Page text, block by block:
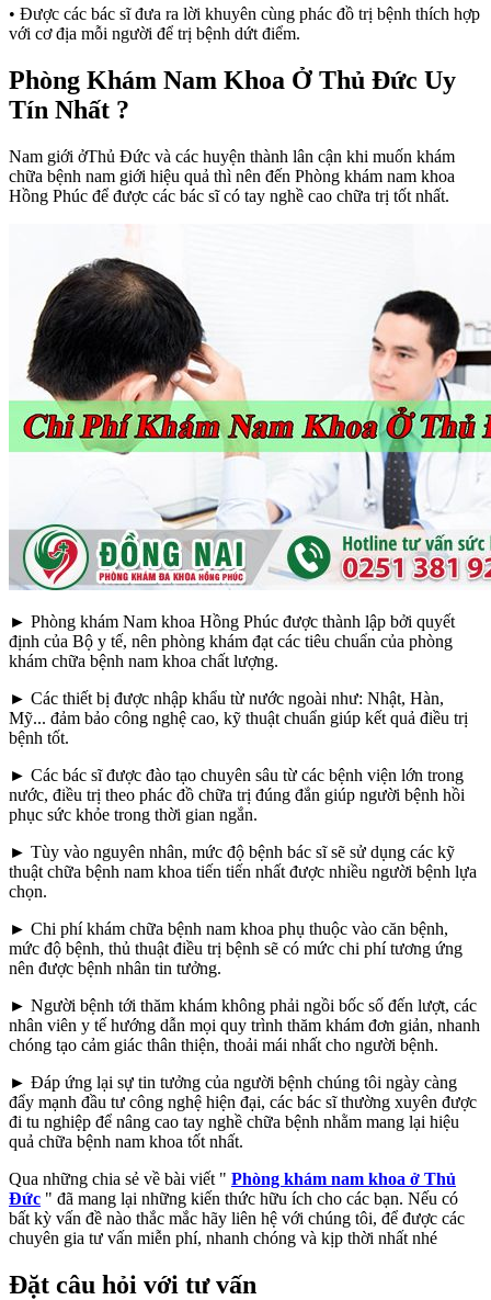
• Được các bác sĩ đưa ra lời khuyên cùng phác đồ trị bệnh thích hợp
với cơ địa mỗi người để trị bệnh dứt điểm.
Phòng Khám Nam Khoa Ở Thủ Đức Uy
Tín Nhất ?
Nam giới ởThủ Đức và các huyện thành lân cận khi muốn khám
chữa bệnh nam giới hiệu quả thì nên đến Phòng khám nam khoa
Hồng Phúc để được các bác sĩ có tay nghề cao chữa trị tốt nhất.
► Phòng khám Nam khoa Hồng Phúc được thành lập bởi quyết
định của Bộ y tế, nên phòng khám đạt các tiêu chuẩn của phòng
khám chữa bệnh nam khoa chất lượng.
► Các thiết bị được nhập khẩu từ nước ngoài như: Nhật, Hàn,
Mỹ... đảm bảo công nghệ cao, kỹ thuật chuẩn giúp kết quả điều trị
bệnh tốt.
► Các bác sĩ được đào tạo chuyên sâu từ các bệnh viện lớn trong
nước, điều trị theo phác đồ chữa trị đúng đắn giúp người bệnh hồi
phục sức khỏe trong thời gian ngắn.
► Tùy vào nguyên nhân, mức độ bệnh bác sĩ sẽ sử dụng các kỹ
thuật chữa bệnh nam khoa tiến tiến nhất được nhiều người bệnh lựa
chọn.
► Chi phí khám chữa bệnh nam khoa phụ thuộc vào căn bệnh,
mức độ bệnh, thủ thuật điều trị bệnh sẽ có mức chi phí tương ứng
nên được bệnh nhân tin tưởng.
► Người bệnh tới thăm khám không phải ngồi bốc số đến lượt, các
nhân viên y tế hướng dẫn mọi quy trình thăm khám đơn giản, nhanh
chóng tạo cảm giác thân thiện, thoải mái nhất cho người bệnh.
► Đáp ứng lại sự tin tưởng của người bệnh chúng tôi ngày càng
đẩy mạnh đầu tư công nghệ hiện đại, các bác sĩ thường xuyên được
đi tu nghiệp để nâng cao tay nghề chữa bệnh nhằm mang lại hiệu
quả chữa bệnh nam khoa tốt nhất.
Qua những chia sẻ về bài viết " Phòng khám nam khoa ở Thủ
Đức " đã mang lại những kiến thức hữu ích cho các bạn. Nếu có
bất kỳ vấn đề nào thắc mắc hãy liên hệ với chúng tôi, để được các
chuyên gia tư vấn miễn phí, nhanh chóng và kịp thời nhất nhé
Đặt câu hỏi với tư vấn